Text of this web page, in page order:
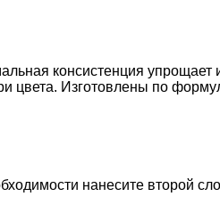
консистенция упрощает
цвета. Изготовлены по
нанесите второй